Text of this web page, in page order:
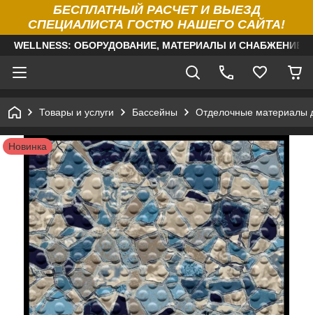
БЕСПЛАТНЫЙ РАСЧЕТ И ВЫЕЗД
СПЕЦИАЛИСТА ГОСТЮ НАШЕГО САЙТА!
WELLNESS: ОБОРУДОВАНИЕ, МАТЕРИАЛЫ И
Товары и услуги Бассейны Отделочные материалы
Новинка